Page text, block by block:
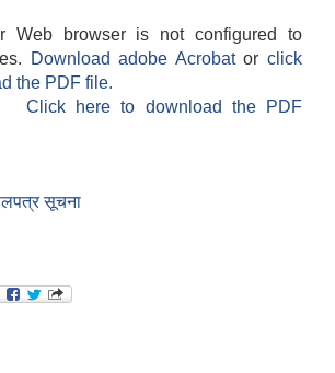
Web browser is not configured to
Download adobe Acrobatorclick
the PDF file.
Click here to download the PDF
सूचना